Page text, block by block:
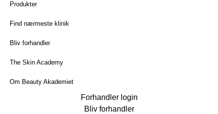
Produkter
Find nærmeste klinik
Bliv forhandler
The Skin Academy
Om Beauty Akademiet
Forhandler login
Bliv forhandler